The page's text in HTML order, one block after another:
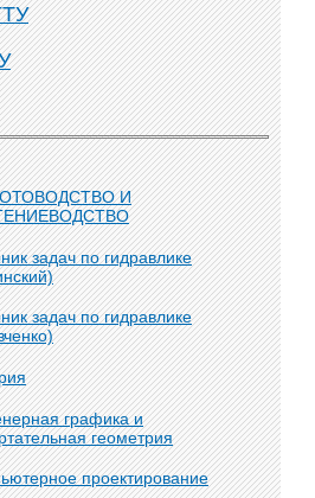
И
задач по гидравлике
задач по гидравлике
графика и
геометрия
проектирование